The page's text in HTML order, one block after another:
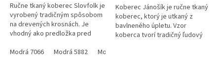
Ručne tkaný koberec Slovfolk je
vyrobený tradičným spôsobom
na drevených krosnách. Je
vhodný ako predložka pred
ale dá sa použiť rôzne, podľa...
Modrá 7066 Modrá 5882 Modrá 7055
Koberec Jánošík je ručne tkaný
koberec, ktorý je utkaný z
bavlneného úpletu. Vzor
koberca tvorí tradičný ľudový